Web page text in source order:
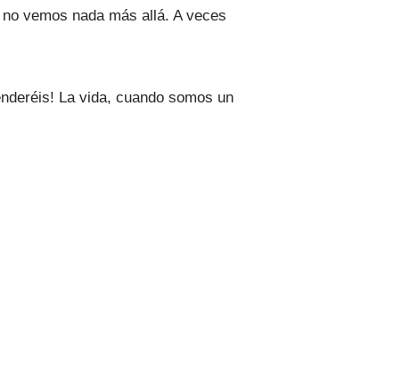
vemos nada más allá. A veces
La vida, cuando somos un